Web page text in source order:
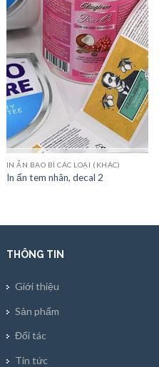
IN ẤN BAO BÌ CÁC LOẠI (KHÁC)
In ấn tem nhãn, decal 2
THÔNG TIN
Giới thiệu
Sản phẩm
Đối tác
Tin tức